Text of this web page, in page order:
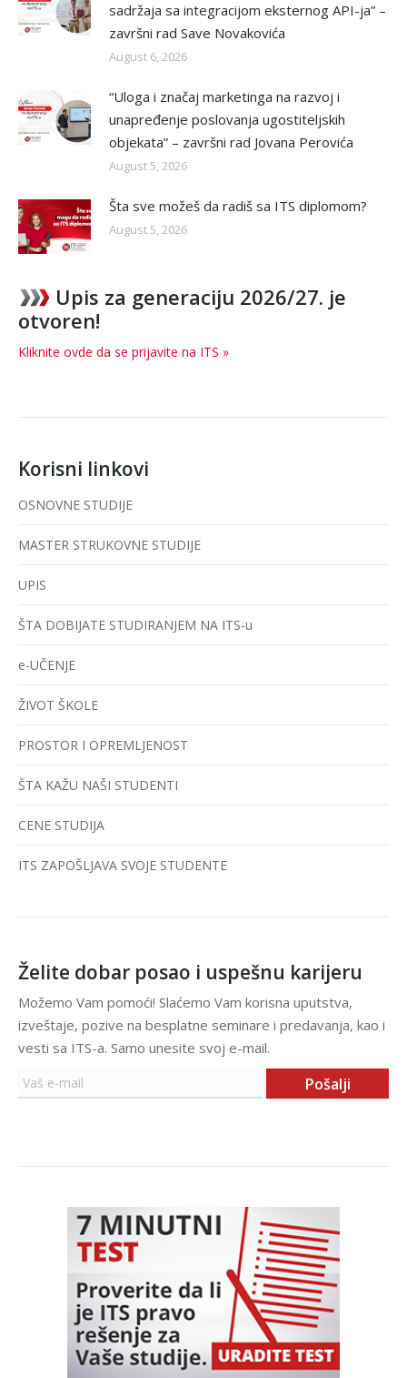
sadržaja sa integracijom eksternog API-ja” –
završni rad Save Novakovića
August 6, 2026
“Uloga i značaj marketinga na razvoj i
unapređenje poslovanja ugostiteljskih
objekata” – završni rad Jovana Perovića
August 5, 2026
Šta sve možeš da radiš sa ITS diplomom?
August 5, 2026
Upis za generaciju 2026/27. je
otvoren!
Kliknite ovde da se prijavite na ITS »
Korisni linkovi
OSNOVNE STUDIJE
MASTER STRUKOVNE STUDIJE
UPIS
ŠTA DOBIJATE STUDIRANJEM NA ITS-u
e-UČENJE
ŽIVOT ŠKOLE
PROSTOR I OPREMLJENOST
ŠTA KAŽU NAŠI STUDENTI
CENE STUDIJA
ITS ZAPOŠLJAVA SVOJE STUDENTE
Želite dobar posao i uspešnu karijeru
Možemo Vam pomoći! Slaćemo Vam korisna uputstva,
izveštaje, pozive na besplatne seminare i predavanja, kao i
vesti sa ITS-a. Samo unesite svoj e-mail.